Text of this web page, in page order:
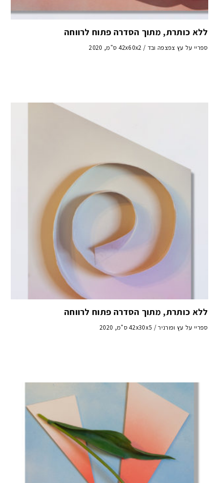
ללא כותרת, מתוך הסדרה פתוח לרווחה
ספריי על עץ צפצפה ובד / 42x60x2 ס"מ, 2020
ללא כותרת, מתוך הסדרה פתוח לרווחה
ספריי על עץ ופורניר / 42x30x5 ס"מ, 2020